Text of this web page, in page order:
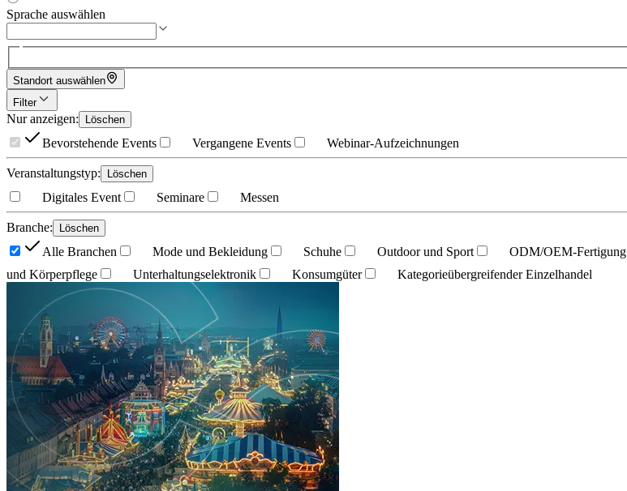
Sprache auswählen
Standort auswählen
Filter
Nur anzeigen: Löschen
Bevorstehende Events Vergangene Events Webinar-Aufzeichnungen
Veranstaltungstyp: Löschen
Digitales Event Seminare Messen
Branche: Löschen
Alle Branchen Mode und Bekleidung Schuhe Outdoor und Sport ODM/OEM-Fertigung
und Körperpflege
Unterhaltungselektronik Konsumgüter Kategorieübergreifender Einzelhandel